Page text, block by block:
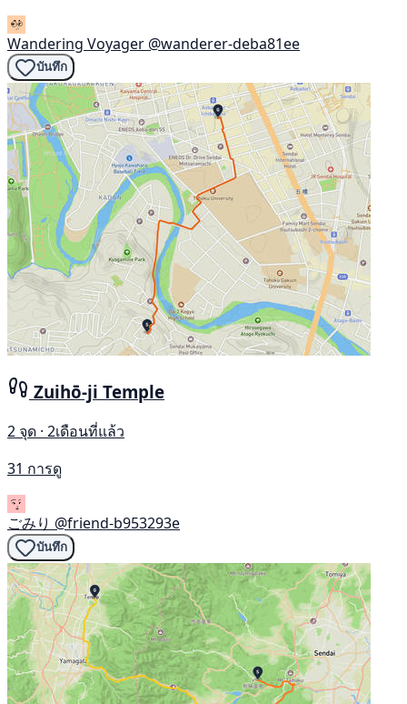
Wandering Voyager @wanderer-deba81ee
บันทึก
Zuihō-ji Temple
2 จุด · 2เดือนที่แล้ว
31 การดู
ごみり @friend-b953293e
บันทึก